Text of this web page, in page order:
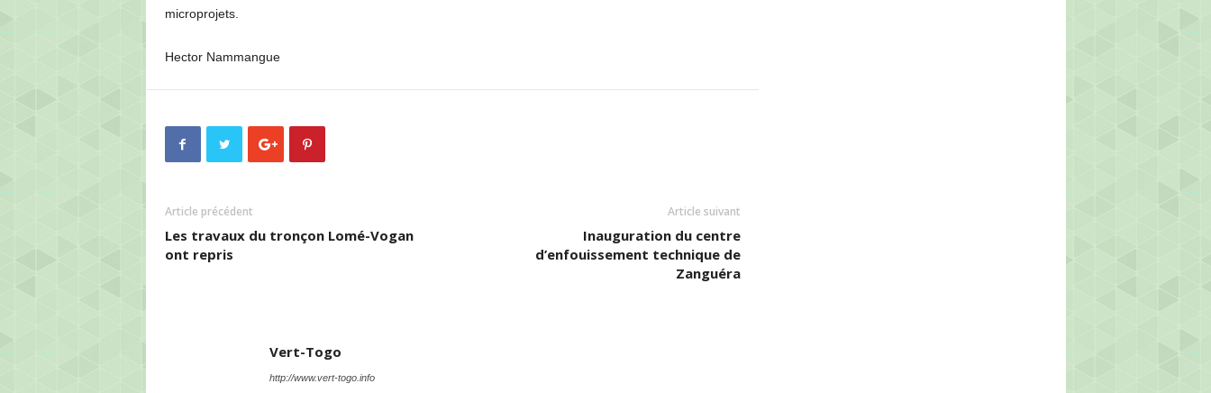
microprojets.
Hector Nammangue
Article précédent
Les travaux du tronçon Lomé-Vogan
ont repris
Article suivant
Inauguration du centre
d’enfouissement technique de
Zanguéra
Vert-Togo
http://www.vert-togo.info